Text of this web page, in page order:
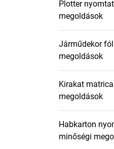
Plotter
megoldások
Járműdekor
megoldások
Kirakat
megoldások
Habkarton
minőségi